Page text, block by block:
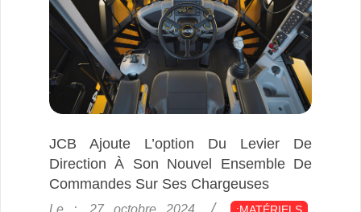
JCB Ajoute L’option Du Levier De
Direction À Son Nouvel Ensemble De
Commandes Sur Ses Chargeuses
2024-